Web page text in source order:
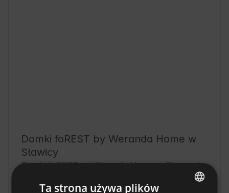
Domki foREST by Weranda Home w
Sławicy
Domki foREST by Weranda Home w Sławicy to
idealne miejsce na wypoczynek blisko Natury.
Sławica, położona w województwie
Ta strona używa plików